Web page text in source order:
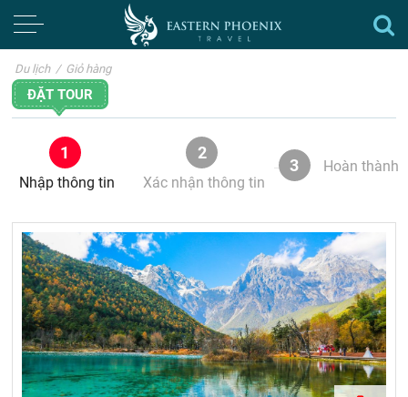
Du lịch / Giỏ hàng
ĐẶT TOUR
1
Nhập thông tin
2
Xác nhận thông tin
3 Hoàn thành